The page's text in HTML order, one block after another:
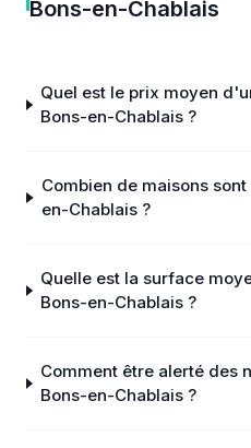
Bons-en-Chablais
Quel est le prix moyen
Bons-en-Chablais ?
Combien de maisons
en-Chablais ?
Quelle est la surface
Bons-en-Chablais ?
Comment être alerté des
Bons-en-Chablais ?